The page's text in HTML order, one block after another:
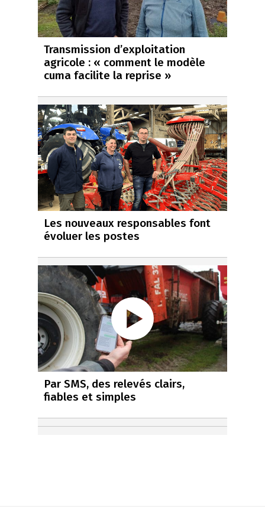
Transmission d’exploitation
agricole : « comment le modèle
cuma facilite la reprise »
Les nouveaux responsables font
évoluer les postes
Par SMS, des relevés clairs,
fiables et simples